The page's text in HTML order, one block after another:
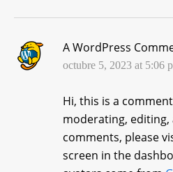
A WordPress
octubre 5, 2023 at 5:06
Hi, this is a
moderating,
comments, please
screen in the